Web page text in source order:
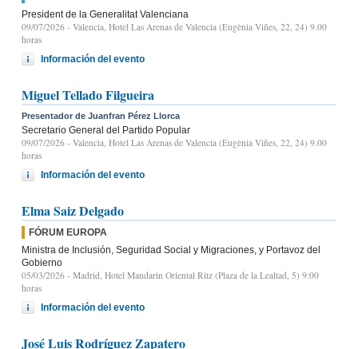
President de la Generalitat Valenciana
09/07/2026 - Valencia, Hotel Las Arenas de Valencia (Eugènia Viñes, 22, 24) 9.00
horas
Información del evento
Miguel Tellado Filgueira
Presentador de Juanfran Pérez Llorca
Secretario General del Partido Popular
09/07/2026 - Valencia, Hotel Las Arenas de Valencia (Eugènia Viñes, 22, 24) 9.00
horas
Información del evento
Elma Saiz Delgado
FÓRUM EUROPA
Ministra de Inclusión, Seguridad Social y Migraciones, y Portavoz del
Gobierno
05/03/2026 - Madrid, Hotel Mandarin Oriental Ritz (Plaza de la Lealtad, 5) 9:00
horas
Información del evento
José Luis Rodríguez Zapatero